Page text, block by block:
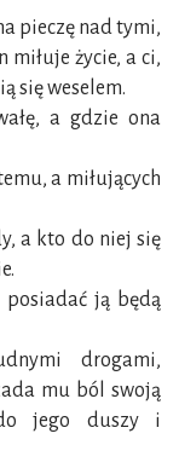
pieczę nad tymi,
miłuje życie, a ci,
się weselem.
a gdzie ona
a miłujących
a kto do niej się
ją będą
drogami,
mu ból swoją
jego duszy i